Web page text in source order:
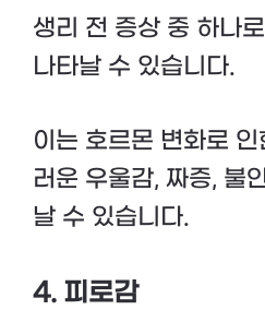
생리 전 증상 중 하나
나타날 수 있습니다.
이는 호르몬 변화로
러운 우울감, 짜증, 불
날 수 있습니다.
4. 피로감